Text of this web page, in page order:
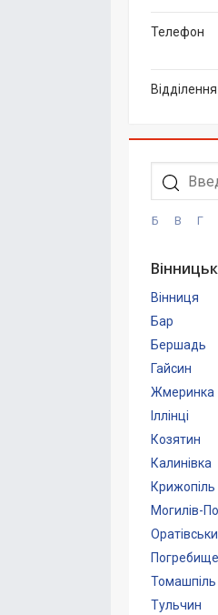
Телефон
Б В Г
Вінниця
Бар
Бершадь
Гайсин
Жмеринка
Іллінці
Козятин
Калинівка
Крижопіль
Могилів-
Погребище
Томашпіль
Тульчин